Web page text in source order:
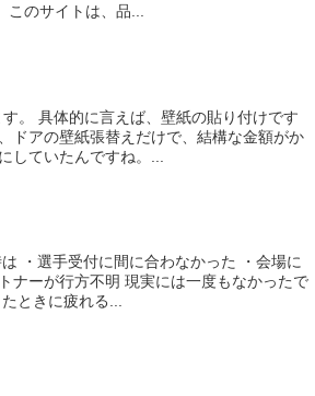
このサイトは、品...
。 具体的に言えば、壁紙の貼り付けです
ドアの壁紙張替えだけで、結構な金額がか
していたんですね。...
・選手受付に間に合わなかった ・会場に
ナーが行方不明 現実には一度もなかったで
ときに疲れる...